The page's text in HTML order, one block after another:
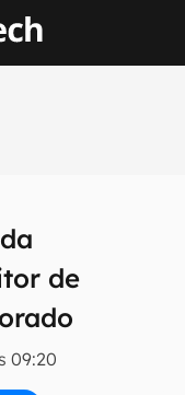
de
09:20
em primeira